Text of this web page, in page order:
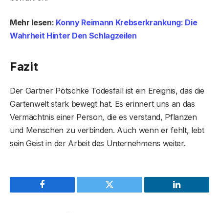
Mehr lesen: Konny Reimann Krebserkrankung: Die
Wahrheit Hinter Den Schlagzeilen
Fazit
Der Gärtner Pötschke Todesfall ist ein Ereignis, das die
Gartenwelt stark bewegt hat. Es erinnert uns an das
Vermächtnis einer Person, die es verstand, Pflanzen
und Menschen zu verbinden. Auch wenn er fehlt, lebt
sein Geist in der Arbeit des Unternehmens weiter.
Facebook Twitter LinkedIn